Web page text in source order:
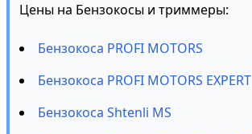
Цены на Бензокосы и триммеры:
Бензокоса PROFI MOTORS
Бензокоса PROFI MOTORS EXPERT
Бензокоса Shtenli MS